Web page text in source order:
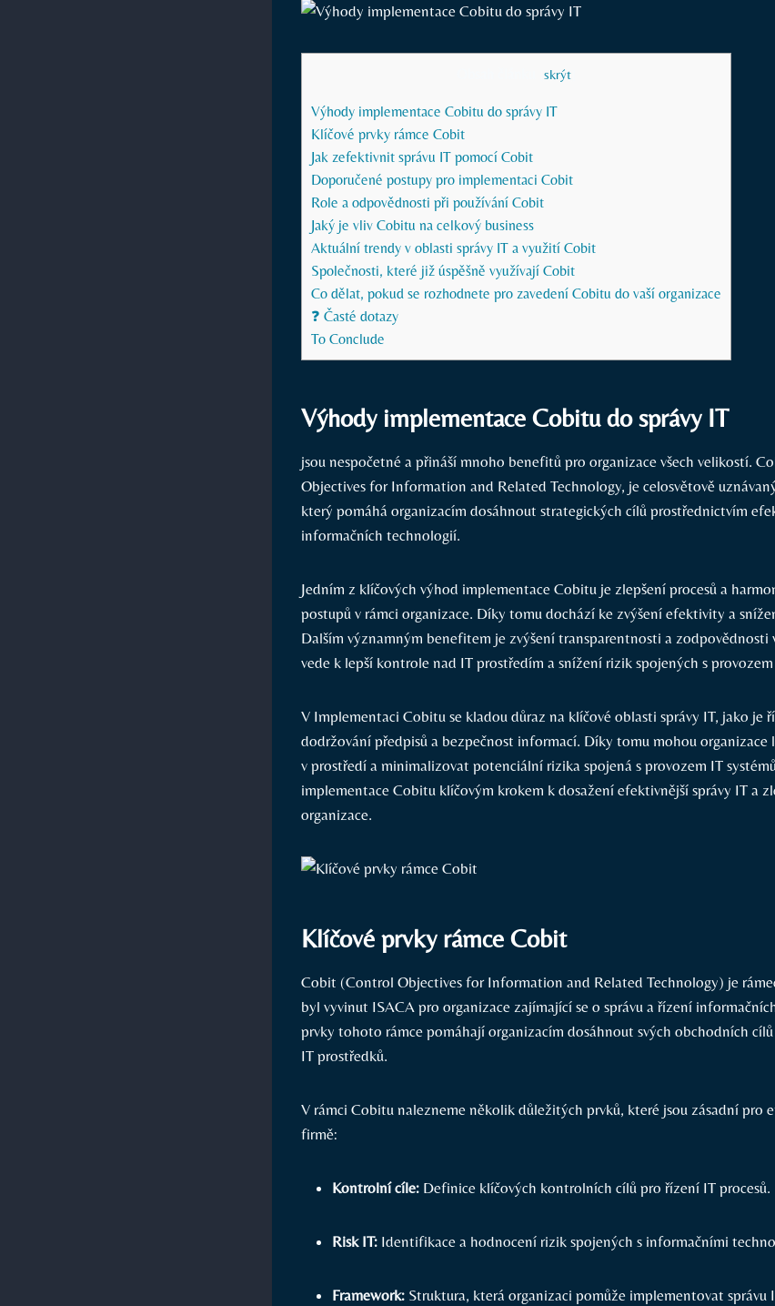
skrýt
Výhody implementace Cobitu do správy IT
Klíčové prvky rámce Cobit
Jak zefektivnit správu IT pomocí Cobit
Doporučené postupy pro implementaci Cobit
Role a odpovědnosti při používání Cobit
Jaký je vliv Cobitu na celkový business
Aktuální trendy v oblasti správy IT a využití Cobit
Společnosti, které již úspěšně využívají Cobit
Co dělat, pokud se rozhodnete pro zavedení Cobitu do vaší organizace
❓ Časté dotazy
To Conclude
Výhody implementace Cobitu do správy IT
jsou nespočetné a přináší mnoho benefitů pro organizace všech velikostí.
Objectives for Information and Related Technology, je celosvětově
který pomáhá organizacím dosáhnout strategických cílů prostřednictvím
informačních technologií.
Jedním z klíčových výhod implementace Cobitu je zlepšení procesů a
postupů v rámci organizace. Díky tomu dochází ke zvýšení efektivity a
Dalším významným benefitem je zvýšení transparentnosti a zodpovědnosti
vede k lepší kontrole nad IT prostředím a snížení rizik spojených s provozem
V Implementaci Cobitu se kladou důraz na klíčové oblasti správy IT, jako je
dodržování předpisů a bezpečnost informací. Díky tomu mohou organizace
v prostředí a minimalizovat potenciální rizika spojená s provozem IT
implementace Cobitu klíčovým krokem k dosažení efektivnější správy IT a
organizace.
Klíčové prvky rámce Cobit
Cobit (Control Objectives for Information and Related Technology) je
byl vyvinut ISACA pro organizace zajímající se o správu a řízení
prvky tohoto rámce pomáhají organizacím dosáhnout svých obchodních
IT prostředků.
V rámci Cobitu nalezneme několik důležitých prvků, které jsou zásadní pro
firmě:
Kontrolní cíle: Definice klíčových kontrolních cílů pro řízení IT procesů.
Risk IT: Identifikace a hodnocení rizik spojených s informačními
Framework: Struktura, která organizaci pomůže implementovat správu